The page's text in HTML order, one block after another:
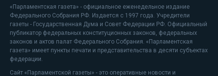
«Парламентская газета» - официальное еженедельное издание
Федерального Собрания РФ. Издается с 1997 года. Учредители
газеты - Государственная Дума и Совет Федерации РФ. Официальный
публикатор федеральных конституционных законов, федеральных
законов и актов палат Федерального Собрания. «Парламентская
газета» имеет пункты печати и представительства в десяти субъектах
федерации.
Сайт «Парламентской газеты» - это оперативные новости и